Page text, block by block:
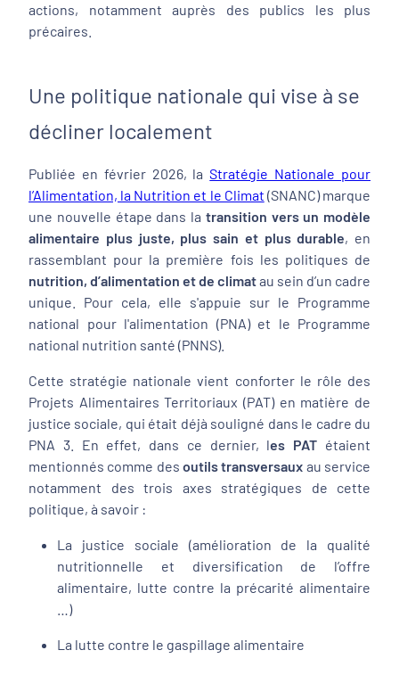
actions, notamment auprès des publics les plus
précaires.
Une politique nationale qui vise à se
décliner localement
Publiée en février 2026, laStratégie Nationale pour
l’Alimentation, la Nutrition et le Climat (SNANC) marque
une nouvelle étape dans la transition vers un modèle
alimentaire plus juste, plus sain et plus durable, en
rassemblant pour la première fois les politiques de
nutrition, d’alimentation et de climatau sein d’un cadre
unique. Pour cela, elle s'appuie sur le Programme
national pour l'alimentation (PNA) et le Programme
national nutrition santé (PNNS).
Cette stratégie nationale vient conforter le rôle des
Projets Alimentaires Territoriaux (PAT) en matière de
justice sociale, qui était déjà souligné dans le cadre du
PNA 3. En effet, dans ce dernier, les PAT étaient
mentionnés comme des outils transversaux au service
notamment des trois axes stratégiques de cette
politique, à savoir :
La justice sociale (amélioration de la qualité
nutritionnelle et diversification de l’offre
alimentaire, lutte contre la précarité alimentaire
…)
La lutte contre le gaspillage alimentaire